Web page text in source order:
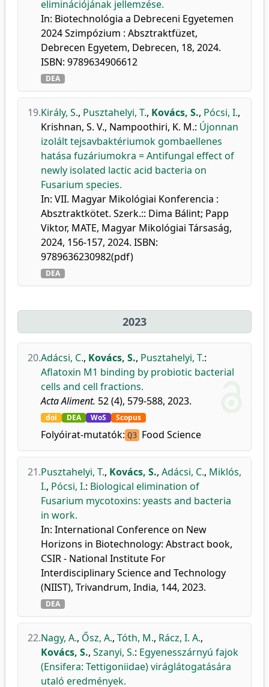
eliminációjának jellemzése.
In: Biotechnológia a Debreceni Egyetemen
2024 Szimpózium : Absztraktfüzet,
Debrecen Egyetem, Debrecen, 18, 2024.
ISBN: 9789634906612
DEA
19.Király, S., Pusztahelyi, T., Kovács, S., Pócsi, I.,
Krishnan, S. V., Nampoothiri, K. M.: Újonnan
izolált tejsavbaktériumok gombaellenes
hatása fuzáriumokra = Antifungal effect of
newly isolated lactic acid bacteria on
Fusarium species.
In: VII. Magyar Mikológiai Konferencia :
Absztraktkötet. Szerk.:: Dima Bálint; Papp
Viktor, MATE, Magyar Mikológiai Társaság,
2024, 156-157, 2024. ISBN:
9789636230982(pdf)
DEA
2023
20.Adácsi, C., Kovács, S., Pusztahelyi, T.:
Aflatoxin M1 binding by probiotic bacterial
cells and cell fractions.
Acta Aliment. 52 (4), 579-588, 2023.
doi DEA WoS Scopus
Folyóirat-mutatók: Q3 Food Science
21.Pusztahelyi, T., Kovács, S., Adácsi, C., Miklós,
I., Pócsi, I.: Biological elimination of
Fusarium mycotoxins: yeasts and bacteria
in work.
In: International Conference on New
Horizons in Biotechnology: Abstract book,
CSIR - National Institute For
Interdisciplinary Science and Technology
(NIIST), Trivandrum, India, 144, 2023.
DEA
22.Nagy, A., Ősz, A., Tóth, M., Rácz, I. A.,
Kovács, S., Szanyi, S.: Egyenesszárnyú fajok
(Ensifera: Tettigoniidae) viráglátogatására
utaló eredmények.